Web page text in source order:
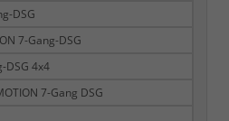
DSG
7-Gang-DSG
DSG 4x4
7-Gang DSG